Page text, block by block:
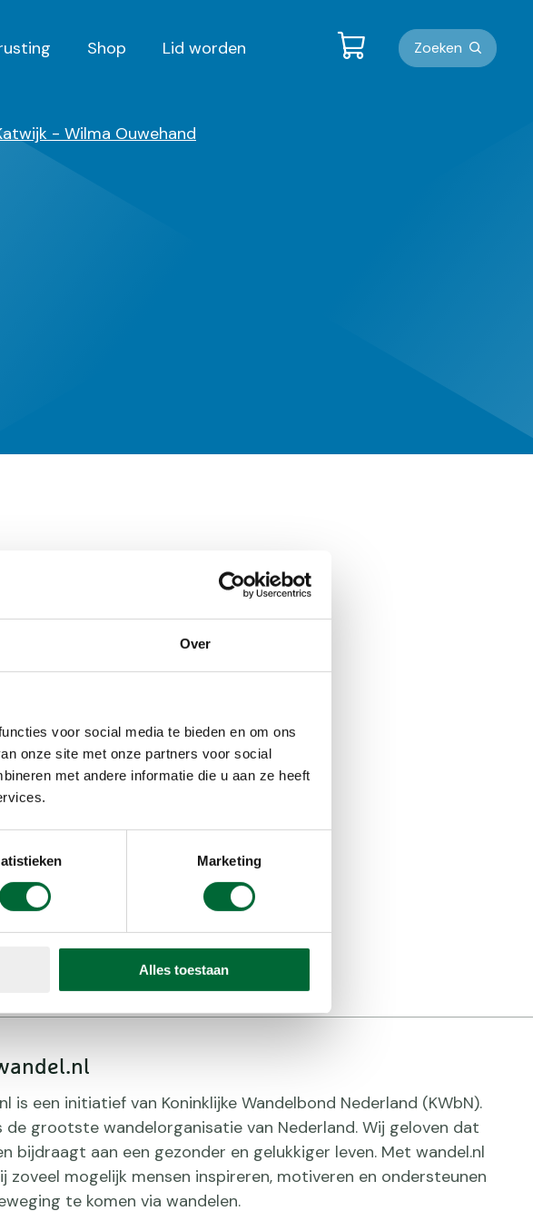
Over
voor social media te bieden en om ons
onze site met onze partners voor social
met andere informatie die u aan ze heeft
Marketing
Alles toestaan
Shop Lid worden Zoeken
- Wilma Ouwehand
is een initiatief van Koninklijke Wandelbond Nederland (KWbN).
de grootste wandelorganisatie van Nederland. Wij geloven dat
bijdraagt aan een gezonder en gelukkiger leven. Met wandel.nl
zoveel mogelijk mensen inspireren, motiveren en ondersteunen
te komen via wandelen.